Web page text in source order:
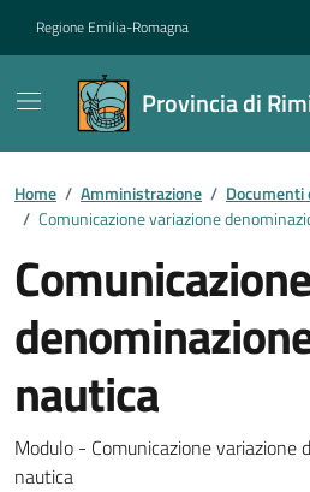
Regione Emilia-Romagna
Provincia di
Contenuti in
Home / Amministrazione / Documenti
/ Comunicazione variazione
nautica
Dettagli del
Modulo - Comunicazione variazione
nautica